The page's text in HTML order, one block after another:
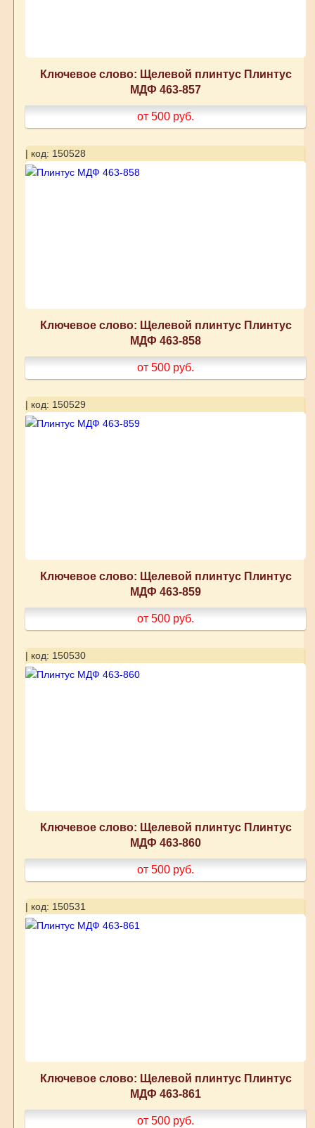
Ключевое слово: Щелевой плинтус Плинтус
МДФ 463-857
от 500 руб.
| код: 150528
Ключевое слово: Щелевой плинтус Плинтус
МДФ 463-858
от 500 руб.
| код: 150529
Ключевое слово: Щелевой плинтус Плинтус
МДФ 463-859
от 500 руб.
| код: 150530
Ключевое слово: Щелевой плинтус Плинтус
МДФ 463-860
от 500 руб.
| код: 150531
Ключевое слово: Щелевой плинтус Плинтус
МДФ 463-861
от 500 руб.